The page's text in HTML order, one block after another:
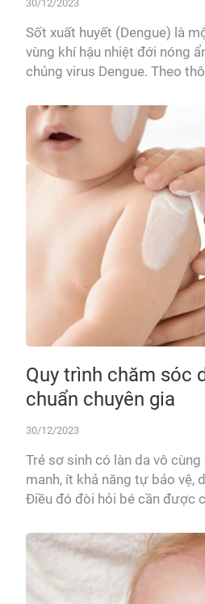
30/12/2023
Sốt xuất huyết (Dengue) là
vùng khí hậu nhiệt đới nóng
chủng virus Dengue. Theo
Nội tăng gấp 4 lần. So với
Quy trình chăm sóc
chuẩn chuyên gia
30/12/2023
Trẻ sơ sinh có làn da vô
manh, ít khả năng tự bảo vệ,
Điều đó đòi hỏi bé cần được
gia mà ba mẹ có thể yên